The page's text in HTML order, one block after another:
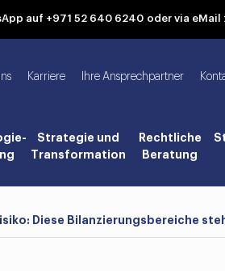
auf +971 52 640 6240 oder via eMail
Karriere Ihre Ansprechpartner
Strategie und
Transformation
Rechtliche
Beratung
Diese Bilanzierungsbereiche